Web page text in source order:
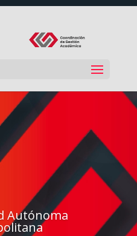
Autónoma
Reproductor
vídeo